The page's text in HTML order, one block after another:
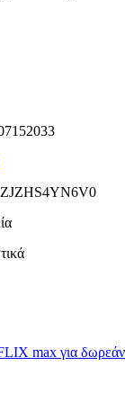
max για δωρεάν